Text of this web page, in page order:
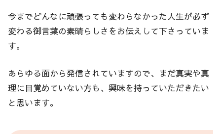
今までどんなに頑張っても変わらなかった人生が必ず
変わる御言葉の素晴らしさをお伝えして下さっていま
す。
あらゆる面から発信されていますので、まだ真実や真
理に目覚めていない方も、興味を持っていただきたい
と思います。